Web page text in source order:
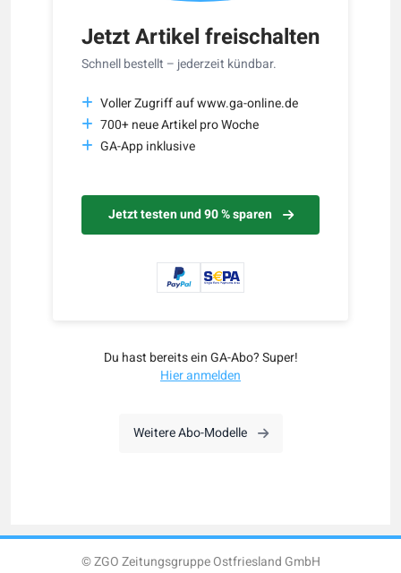
Jetzt Artikel freischalten
Schnell bestellt – jederzeit kündbar.
Voller Zugriff auf www.ga-online.de
700+ neue Artikel pro Woche
GA-App inklusive
Jetzt testen und 90 % sparen
Du hast bereits ein GA-Abo? Super!
Hier anmelden
Weitere Abo-Modelle
© ZGO Zeitungsgruppe Ostfriesland GmbH